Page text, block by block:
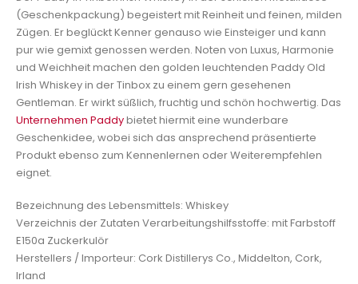
(Geschenkpackung) begeistert mit Reinheit und feinen, milden
Zügen. Er beglückt Kenner genauso wie Einsteiger und kann
pur wie gemixt genossen werden. Noten von Luxus, Harmonie
und Weichheit machen den golden leuchtenden Paddy Old
Irish Whiskey in der Tinbox zu einem gern gesehenen
Gentleman. Er wirkt süßlich, fruchtig und schön hochwertig. Das
Unternehmen Paddybietet hiermit eine wunderbare
Geschenkidee, wobei sich das ansprechend präsentierte
Produkt ebenso zum Kennenlernen oder Weiterempfehlen
eignet.
Bezeichnung des Lebensmittels: Whiskey
Verzeichnis der Zutaten Verarbeitungshilfsstoffe: mit Farbstoff
E150a Zuckerkulör
Herstellers / Importeur: Cork Distillerys Co., Middelton, Cork,
Irland